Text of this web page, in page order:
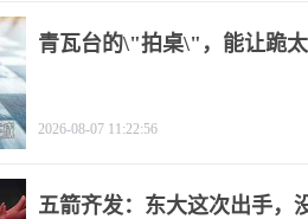
青瓦台的\"拍桌\"，能让跪太
2026-08-07 11:22:56
五箭齐发：东大这次出手，